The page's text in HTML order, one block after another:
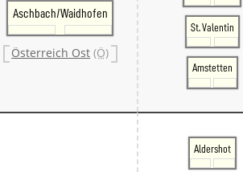
Aschbach/Waidhofen
Österreich Ost (Ö)
St. Valentin
Amstetten
Aldershot